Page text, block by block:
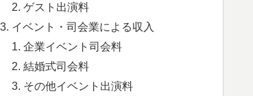
ゲスト出演料
イベント・司会業による収入
企業イベント司会料
結婚式司会料
その他イベント出演料